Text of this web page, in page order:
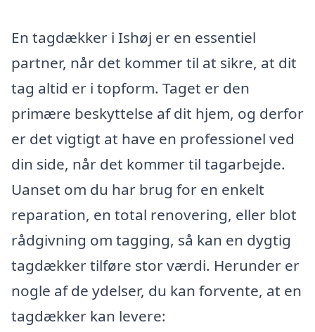
En tagdækker i Ishøj er en essentiel
partner, når det kommer til at sikre, at dit
tag altid er i topform. Taget er den
primære beskyttelse af dit hjem, og derfor
er det vigtigt at have en professionel ved
din side, når det kommer til tagarbejde.
Uanset om du har brug for en enkelt
reparation, en total renovering, eller blot
rådgivning om tagging, så kan en dygtig
tagdækker tilføre stor værdi. Herunder er
nogle af de ydelser, du kan forvente, at en
tagdækker kan levere: